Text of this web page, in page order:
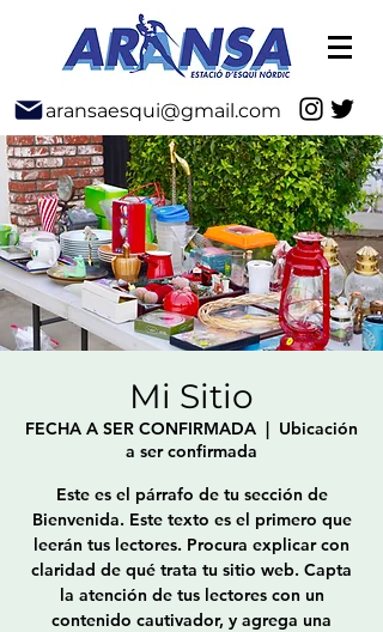
aransaesqui@gmail.com
Mi Sitio
FECHA A SER CONFIRMADA
  |
Ubicación
a ser confirmada
Este es el párrafo de tu sección de
Bienvenida. Este texto es el primero que
leerán tus lectores. Procura explicar con
claridad de qué trata tu sitio web. Capta
la atención de tus lectores con un
contenido cautivador, y agrega una